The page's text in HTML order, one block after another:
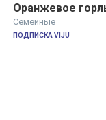
Оранжевое
Семейные
ПОДПИСКА VIJU